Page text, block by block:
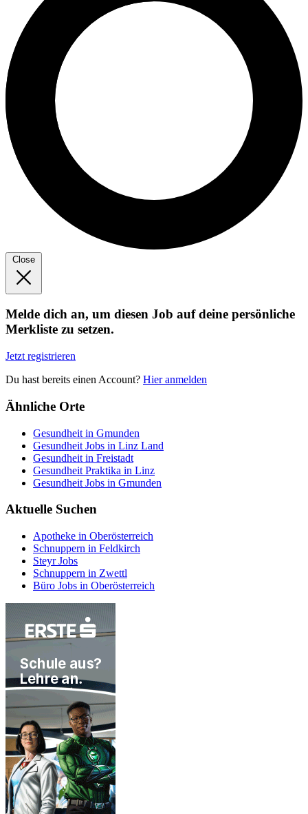
Close
Melde dich an, um diesen Job auf deine persönliche
Merkliste zu setzen.
Jetzt registrieren
Du hast bereits einen Account? Hier anmelden
Ähnliche Orte
Gesundheit in Gmunden
Gesundheit Jobs in Linz Land
Gesundheit in Freistadt
Gesundheit Praktika in Linz
Gesundheit Jobs in Gmunden
Aktuelle Suchen
Apotheke in Oberösterreich
Schnuppern in Feldkirch
Steyr Jobs
Schnuppern in Zwettl
Büro Jobs in Oberösterreich